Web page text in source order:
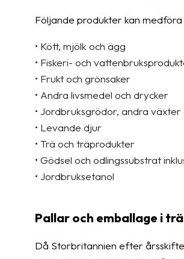
Följande produkter kan
• Kött, mjölk och ägg
• Fiskeri- och
• Frukt och grönsaker
• Andra livsmedel och drycker
• Jordbruksgrödor, andra växter
• Levande djur
• Trä och träprodukter
• Gödsel och odlingssubstrat
• Jordbruksetanol
Pallar och emballage i trä
Då Storbritannien efter